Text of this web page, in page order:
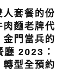
人套餐的份
肉麵老牌代
門當兵的
廳 2023：
轉型全預約